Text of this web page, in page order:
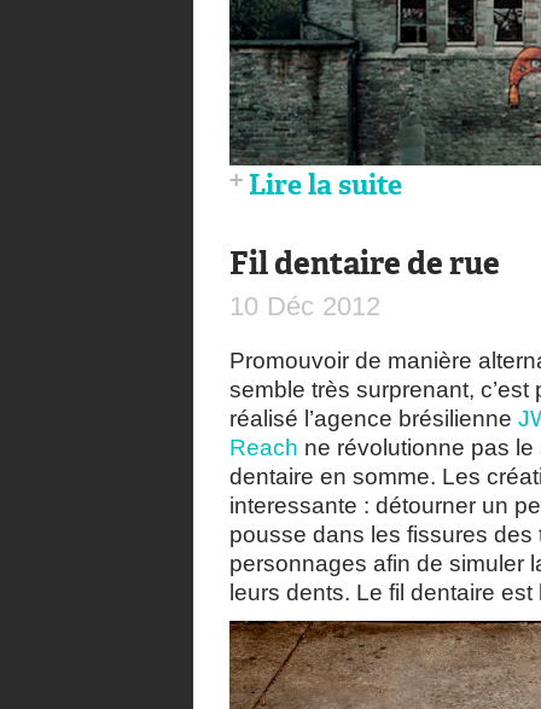
Lire la suite
Fil dentaire de rue
10 Déc 2012
Promouvoir de manière
semble très surprenant,
réalisé l’agence brésilienne
Reach ne révolutionne pas
dentaire en somme. Les
interessante : détourner un
pousse dans les fissures
personnages afin de simuler
leurs dents. Le fil dentaire